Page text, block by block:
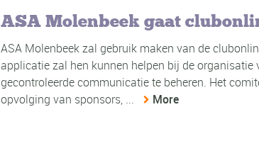
ASA Molenbeek gaat
ASA Molenbeek zal gebruik maken van de
applicatie zal hen kunnen helpen bij de
gecontroleerde communicatie te beheren. Het
opvolging van sponsors, ...
More